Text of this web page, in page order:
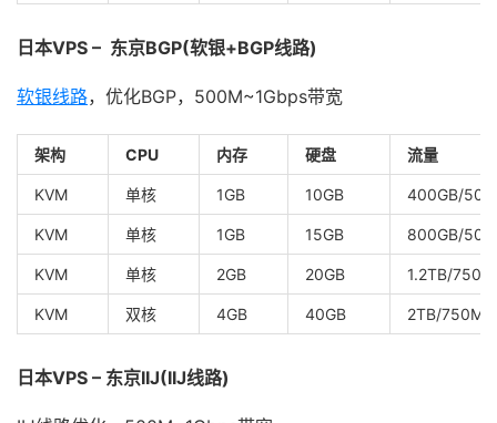
日本VPS – 东京BGP(软银+BGP线路)
软银线路，优化BGP，500M~1Gbps带宽
架构 CPU 内存 硬盘 流量
KVM 单核 1GB 10GB 400GB/
KVM 单核 1GB 15GB 800GB/
KVM 单核 2GB 20GB 1.2TB/
KVM 双核 4GB 40GB 2TB/
日本VPS – 东京IIJ(IIJ线路)